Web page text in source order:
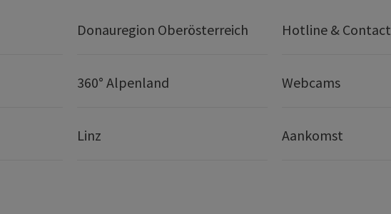
Donauregion Oberösterreich
360° Alpenland
Linz
Hotline & Contact
Webcams
Aankomst